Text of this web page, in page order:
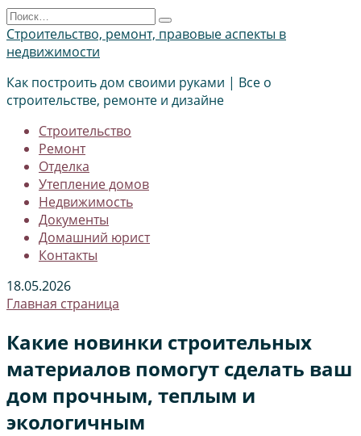
Перейти
к
содержанию
Search
for:
Строительство, ремонт, правовые аспекты в
недвижимости
Как построить дом своими руками | Все о
строительстве, ремонте и дизайне
Строительство
Ремонт
Отделка
Утепление домов
Недвижимость
Документы
Домашний юрист
Контакты
18.05.2026
Главная страница
Какие новинки строительных
материалов помогут сделать ваш
дом прочным, теплым и
экологичным